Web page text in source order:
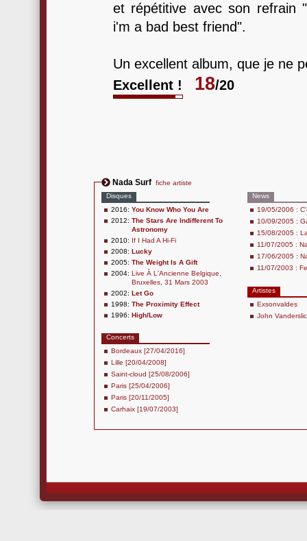
et répétitive avec son refrain
i'm a bad best friend".
Un excellent album, que je ne
Excellent !
18/20
Nada Surf fiche artiste
Disques
2016: You Know Who You Are
2012: The Stars Are Indifferent To
Astronomy
2010: If I Had A Hi-Fi
2008: Lucky
2005: The Weight Is A Gift
2004: Live À L'Ancienne Belgique,
Bruxelles, 31 Mars 2003
2002: Let Go
1998: The Proximity Effect
1996: High/Low
Concerts
Bordeaux [27/04/2016]
Lille [20/04/2008]
Saint-cloud [25/08/2006]
Paris [25/04/2006]
Paris [20/11/2005]
Carhaix [19/07/2003]
News
19/05/2006 :
10/09/2005 :
15/08/2005 :
11/07/2005 :
17/06/2005 :
11/07/2003 :
Artistes
Exsonvaldes
John